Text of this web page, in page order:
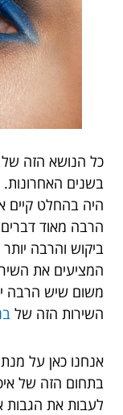
כל הנושא הזה של
בשנים
היה בהחלט קיים
הרבה מאוד
ביקוש והרבה
המציעים את
משום שיש הרבה
השירות הזה של
אנחנו כאן על
בתחום הזה של
לעבות את הגבות